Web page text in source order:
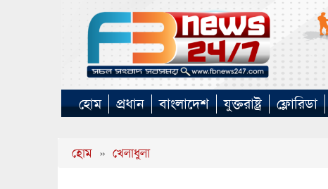
হোম প্রধান বাংলাদেশ যুক্তরাষ্ট্র ফ্লোরিডা
হোম » খেলাধুলা